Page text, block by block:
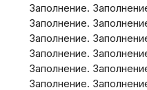
Заполнение.
Заполнение.
Заполнение.
Заполнение.
Заполнение.
Заполнение.